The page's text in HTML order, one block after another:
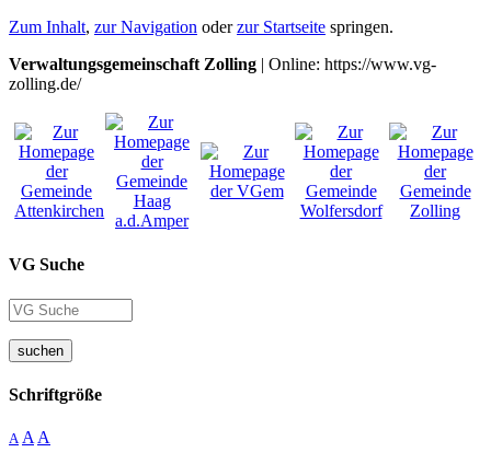
Zum Inhalt, zur Navigation oderzur Startseite springen.
Verwaltungsgemeinschaft Zolling | Online: https://www.vg-
zolling.de/
VG Suche
suchen
Schriftgröße
A A A